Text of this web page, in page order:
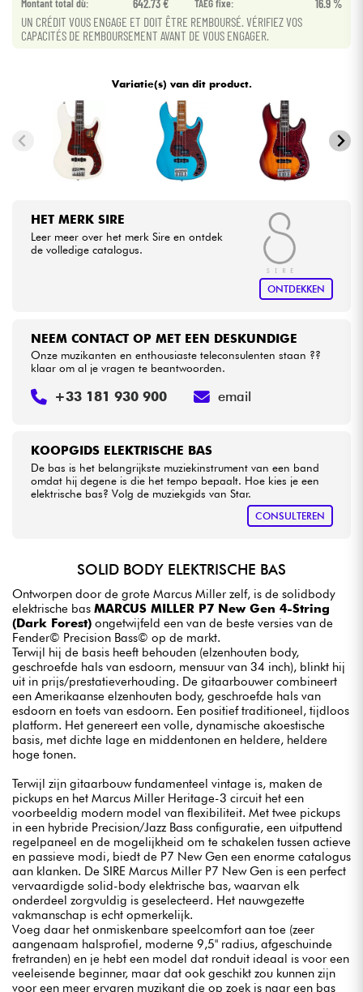
Sets
642.73 € 16.9 %
UN CRÉDIT VOUS ENGAGE ET DOIT ÊTRE REMBOURSÉ. VÉRIFIEZ VOS
CAPACITÉS DE REMBOURSEMENT AVANT DE VOUS ENGAGER.
Variatie(s) van dit product.
HET MERK SIRE
Leer meer over het merk Sire en ontdek
de volledige catalogus.
ONTDEKKEN
KOOPGIDS ELEKTRISCHE BAS
De bas is het belangrijkste muziekinstrument van een band
omdat hij degene is die het tempo bepaalt. Hoe kies je een
elektrische bas? Volg de muziekgids van Star.
CONSULTEREN
NEEM CONTACT OP MET EEN DESKUNDIGE
Onze muzikanten en enthousiaste teleconsulenten staan ??
klaar om al je vragen te beantwoorden.
+33 181 930 900 email
SOLID BODY ELEKTRISCHE BAS
Ontworpen door de grote Marcus Miller zelf, is de solidbody
elektrische bas MARCUS MILLER P7 New Gen 4-String
(Dark Forest) ongetwijfeld een van de beste versies van de
Fender© Precision Bass© op de markt.
Terwijl hij de basis heeft behouden (elzenhouten body,
geschroefde hals van esdoorn, mensuur van 34 inch), blinkt hij
uit in prijs/prestatieverhouding. De gitaarbouwer combineert
een Amerikaanse elzenhouten body, geschroefde hals van
esdoorn en toets van esdoorn. Een positief traditioneel, tijdloos
platform. Het genereert een volle, dynamische akoestische
basis, met dichte lage en middentonen en heldere, heldere
hoge tonen.
Terwijl zijn gitaarbouw fundamenteel vintage is, maken de
pickups en het Marcus Miller Heritage-3 circuit het een
voorbeeldig modern model van flexibiliteit. Met twee pickups
in een hybride Precision/Jazz Bass configuratie, een uitputtend
regelpaneel en de mogelijkheid om te schakelen tussen actieve
en passieve modi, biedt de P7 New Gen een enorme catalogus
aan klanken. De SIRE Marcus Miller P7 New Gen is een perfect
vervaardigde solid-body elektrische bas, waarvan elk
onderdeel zorgvuldig is geselecteerd. Het nauwgezette
vakmanschap is echt opmerkelijk.
Voeg daar het onmiskenbare speelcomfort aan toe (zeer
aangenaam halsprofiel, moderne 9,5" radius, afgeschuinde
fretranden) en je hebt een model dat ronduit ideaal is voor een
veeleisende beginner, maar dat ook geschikt zou kunnen zijn
voor een meer ervaren muzikant die op zoek is naar een bas